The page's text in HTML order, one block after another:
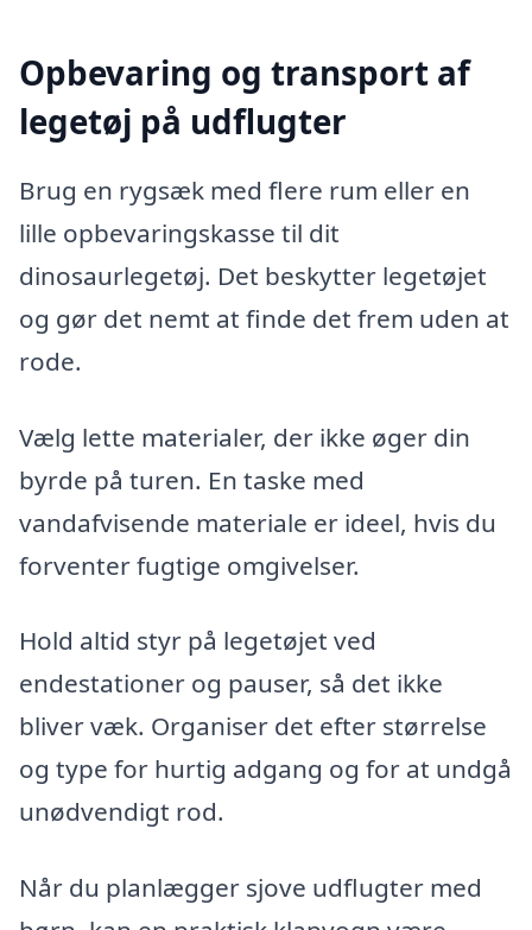
Opbevaring og transport af
legetøj på udflugter
Brug en rygsæk med flere rum eller en
lille opbevaringskasse til dit
dinosaurlegetøj. Det beskytter legetøjet
og gør det nemt at finde det frem uden at
rode.
Vælg lette materialer, der ikke øger din
byrde på turen. En taske med
vandafvisende materiale er ideel, hvis du
forventer fugtige omgivelser.
Hold altid styr på legetøjet ved
endestationer og pauser, så det ikke
bliver væk. Organiser det efter størrelse
og type for hurtig adgang og for at undgå
unødvendigt rod.
Når du planlægger sjove udflugter med